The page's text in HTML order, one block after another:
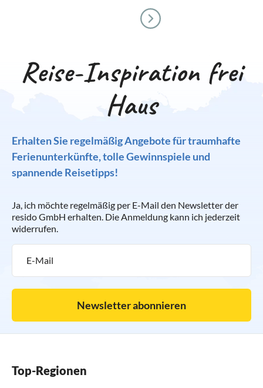
Reise-Inspiration frei
Haus
Erhalten Sie regelmäßig Angebote für traumhafte
Ferienunterkünfte, tolle Gewinnspiele und
spannende Reisetipps!
Ja, ich möchte regelmäßig per E-Mail den Newsletter der
resido GmbH erhalten. Die Anmeldung kann ich jederzeit
widerrufen.
Newsletter abonnieren
Top-Regionen